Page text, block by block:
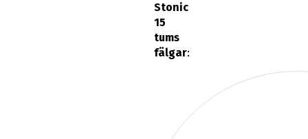
Stonic
15
tums
fälgar: